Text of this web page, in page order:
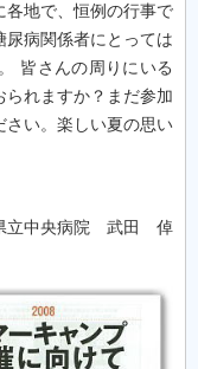
各地で、恒例の行事で
病関係者にとっては
皆さんの周りにいる
れますか？まだ参加
さい。楽しい夏の思い
立中央病院 武田 倬